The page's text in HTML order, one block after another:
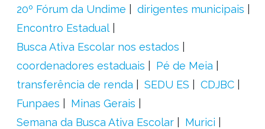
20º Fórum da Undime
dirigentes municipais
Encontro Estadual
Busca Ativa Escolar nos estados
coordenadores estaduais
Pé de Meia
transferência de renda
SEDU ES
CDJBC
Funpaes
Minas Gerais
Semana da Busca Ativa Escolar
Murici